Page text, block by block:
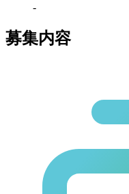
-
募集内容